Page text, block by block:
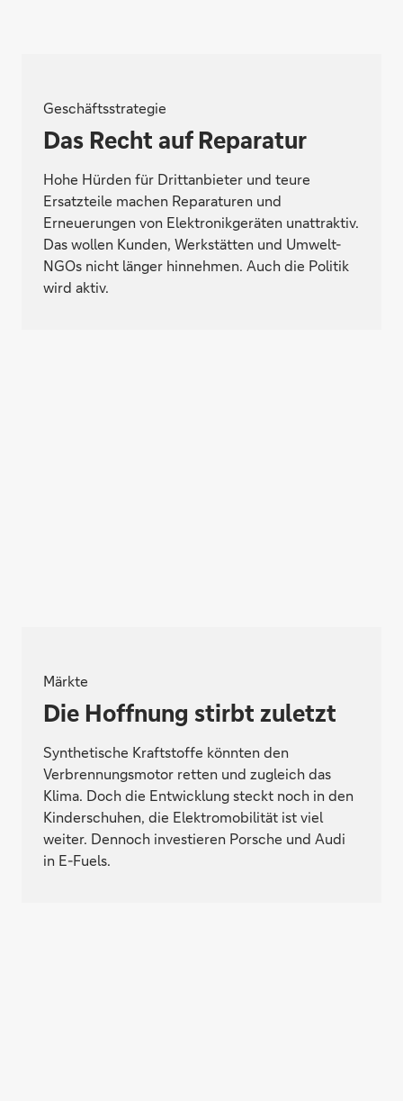
Geschäftsstrategie
Das Recht auf Reparatur
Hohe Hürden für Drittanbieter und teure
Ersatzteile machen Reparaturen und
Erneuerungen von Elektronikgeräten unattraktiv.
Das wollen Kunden, Werkstätten und Umwelt-
NGOs nicht länger hinnehmen. Auch die Politik
wird aktiv.
Märkte
Die Hoffnung stirbt zuletzt
Synthetische Kraftstoffe könnten den
Verbrennungsmotor retten und zugleich das
Klima. Doch die Entwicklung steckt noch in den
Kinderschuhen, die Elektromobilität ist viel
weiter. Dennoch investieren Porsche und Audi
in E-Fuels.